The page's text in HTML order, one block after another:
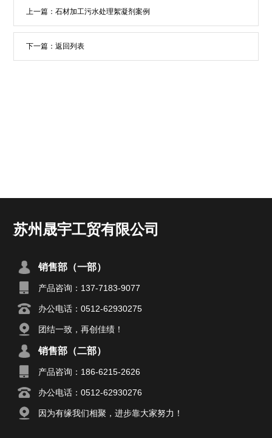
上一篇：石材加工污水处理絮凝剂案例
下一篇：返回列表
苏州晟宇工贸有限公司
销售部（一部）
产品咨询：137-7183-9077
办公电话：0512-62930275
团结一致，再创佳绩！
销售部（二部）
产品咨询：186-6215-2626
办公电话：0512-62930276
因为有缘我们相聚，进步靠大家努力！